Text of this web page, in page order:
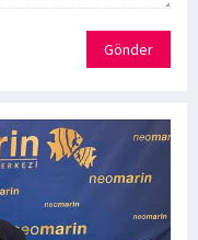
Gönder